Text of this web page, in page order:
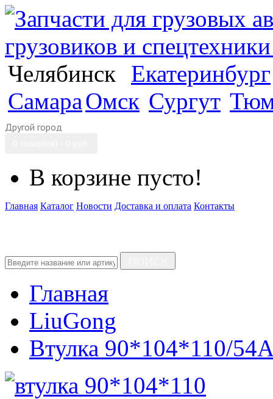
Челябинск
Екатеринбург
СамараОмск Сургут
Другой город
В корзине пусто!
Главная Каталог Новости Доставка и оплата Контакты
Главная
LiuGong
Втулка 90*104*110/